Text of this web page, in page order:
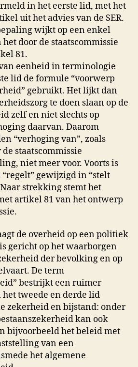
in het eerste lid, met het
uit het advies van de SER.
wijkt op een enkel
door de staatscommissie
81.
eenheid in terminologie
lid de formule “voorwerp
gebruikt. Het lijkt dan
te doen slaan op de
zelf en niet slechts op
daarvan. Daarom
“verhoging van”, zoals
staatscommissie
niet meer voor. Voorts is
gewijzigd in “stelt
strekking stemt het
artikel 81 van het ontwerp
de overheid op een politiek
gericht op het waarborgen
der bevolking en op
De term
bestrijkt een ruimer
tweede en derde lid
zekerheid en bijstand: onder
kan ook
bijvoorbeeld het beleid met
van een
het algemene